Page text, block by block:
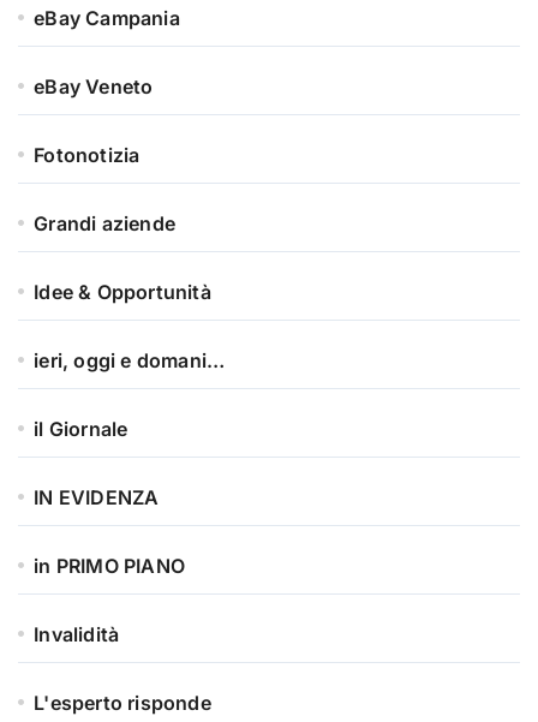
eBay Campania
eBay Veneto
Fotonotizia
Grandi aziende
Idee & Opportunità
ieri, oggi e domani…
il Giornale
IN EVIDENZA
in PRIMO PIANO
Invalidità
L'esperto risponde